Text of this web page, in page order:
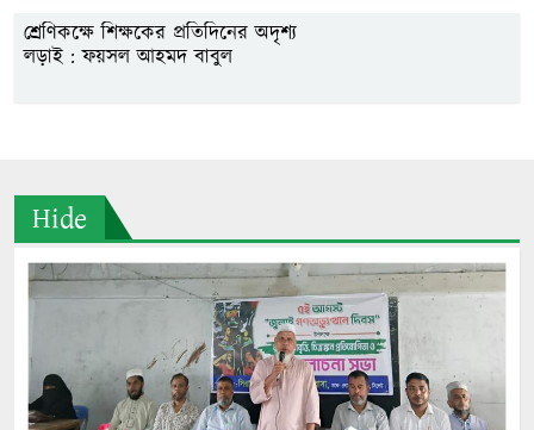
শ্রেণিকক্ষে শিক্ষকের প্রতিদিনের অদৃশ্য
লড়াই : ফয়সল আহমদ বাবুল
Hide